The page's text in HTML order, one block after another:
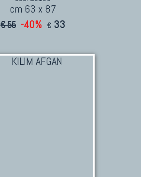
cm 63 x 87
€ 55 -40% € 33